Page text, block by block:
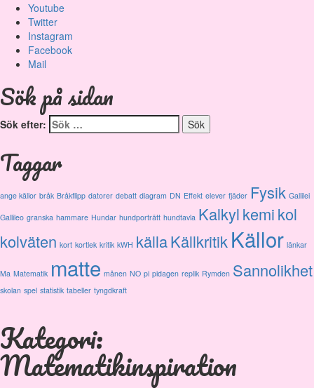
Youtube
Twitter
Instagram
Facebook
Mail
Sök på sidan
Sök efter:
Taggar
ange källor bråk Bråkflipp datorer debatt diagram DN Effekt elever fjäder Fysik Gallilei
Gallileo granska hammare Hundar hundporträtt hundtavla Kalkylkemikol
kolväten kort kortlek kritik kWH källaKällkritikKällor länkar
Ma Matematik matte månen NO pi pidagen replik Rymden Sannolikhet
skolan spel statistik tabeller tyngdkraft
Kategori:
Matematikinspiration